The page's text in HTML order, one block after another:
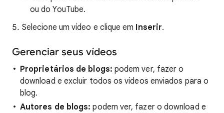
ou do YouTube.
Selecione um vídeo e clique em Inserir.
Gerenciar seus vídeos
Proprietários de blogs: podem ver, fazer o
download e excluir todos os vídeos enviados para o
blog.
Autores de blogs: podem ver, fazer o download e